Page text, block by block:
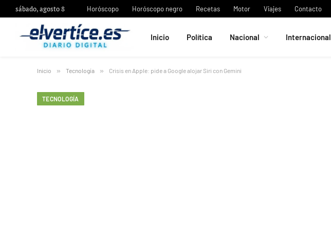
sábado, agosto 8 Horóscopo Horóscopo negro Recetas Motor Viajes Contacto
Inicio Política Nacional Internacional
Inicio » Tecnología » Crisis en Apple: pide a Google alojar Siri con Gemini
TECNOLOGÍA